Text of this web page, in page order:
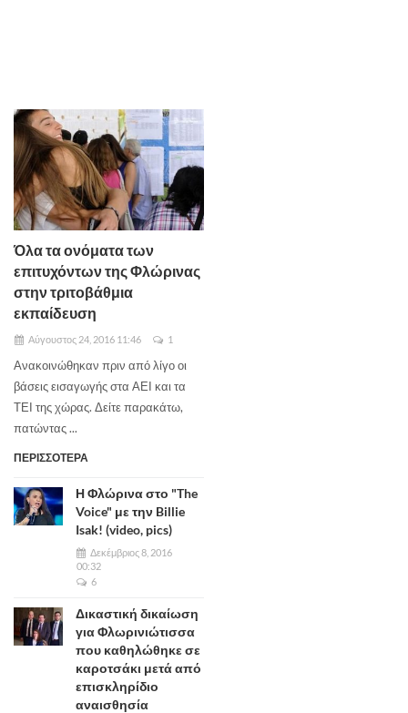
Όλα τα ονόματα των
επιτυχόντων της Φλώρινας
στην τριτοβάθμια
εκπαίδευση
Αύγουστος 24, 2016 11:46 1
Ανακοινώθηκαν πριν από λίγο οι
βάσεις εισαγωγής στα ΑΕΙ και τα
ΤΕΙ της χώρας. Δείτε παρακάτω,
πατώντας ...
ΠΕΡΙΣΣΟΤΕΡΑ
Η Φλώρινα στο "The
Voice" με την Billie
Isak! (video, pics)
Δεκέμβριος 8, 2016
00:32
6
Δικαστική δικαίωση
για Φλωρινιώτισσα
που καθηλώθηκε σε
καροτσάκι μετά από
επισκληρίδιο
αναισθησία